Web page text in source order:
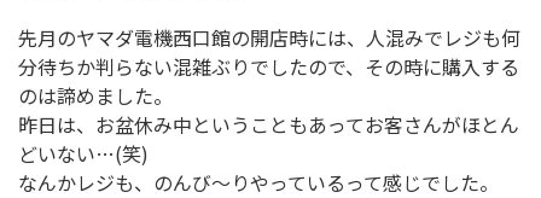
先月のヤマダ電機西口館の開店時には、人混みでレジも何
分待ちか判らない混雑ぶりでしたので、その時に購入する
のは諦めました。
昨日は、お盆休み中ということもあってお客さんがほとん
どいない…(笑)
なんかレジも、のんび～りやっているって感じでした。